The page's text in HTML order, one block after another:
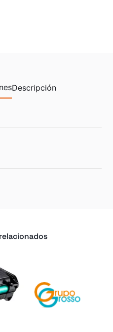
Descripción